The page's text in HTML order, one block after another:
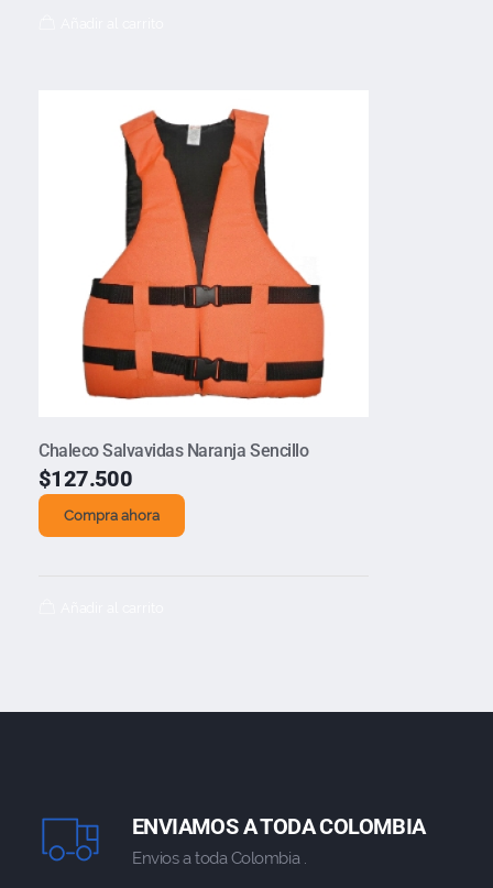
Chaleco Salvavidas Naranja Sencillo
$127.500
Compra ahora
ENVIAMOS A TODA COLOMBIA
Envios a toda Colombia .